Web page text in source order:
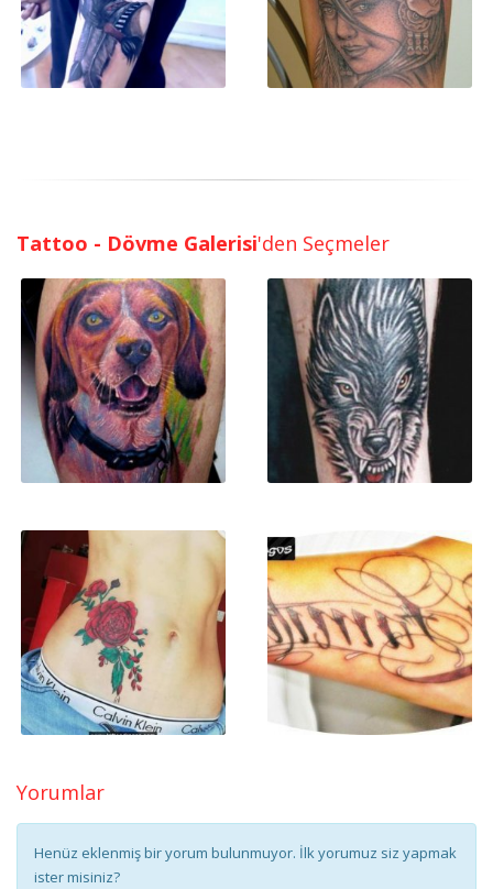
Tattoo - Dövme Galerisi'den Seçmeler
Yorumlar
Henüz eklenmiş bir yorum bulunmuyor. İlk yorumuz siz yapmak
ister misiniz?